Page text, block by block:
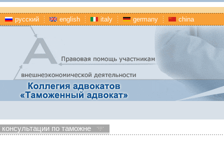
русский english italy germany china
консультации по таможне